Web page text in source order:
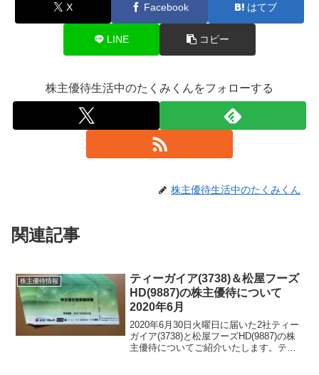
X Facebook はてブ
LINE コピー
株主優待生活中のたくみくんをフォローする
株主優待生活中のたくみくん
関連記事
株主優待情報
ティーガイア(3738)＆松屋フーズ
HD(9887)の株主優待について
2020年6月
2020年6月30日火曜日に届いた2社ティー
ガイア(3738)と松屋フーズHD(9887)の株
主優待についてご紹介いたします。ティ